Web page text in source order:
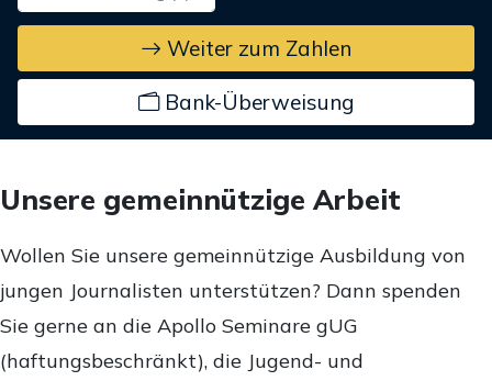
Weiter zum Zahlen
Bank-Überweisung
Unsere gemeinnützige Arbeit
Wollen Sie unsere gemeinnützige Ausbildung von
jungen Journalisten unterstützen? Dann spenden
Sie gerne an die Apollo Seminare gUG
(haftungsbeschränkt), die Jugend- und